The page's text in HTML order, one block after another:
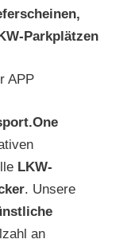
Parkplätzen
LKW-
. Unsere
an